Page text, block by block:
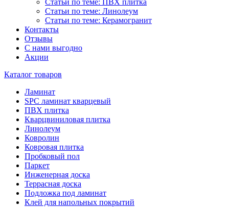
Статьи по теме: ПВХ плитка
Статьи по теме: Линолеум
Статьи по теме: Керамогранит
Контакты
Отзывы
С нами выгодно
Акции
Каталог товаров
Ламинат
SPC ламинат кварцевый
ПВХ плитка
Кварцвиниловая плитка
Линолеум
Ковролин
Ковровая плитка
Пробковый пол
Паркет
Инженерная доска
Террасная доска
Подложка под ламинат
Клей для напольных покрытий